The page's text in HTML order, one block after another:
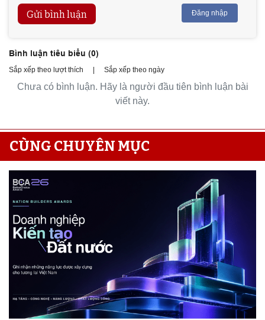
Gửi bình luận Đăng nhập
Bình luận tiêu biểu (0)
Sắp xếp theo lượt thích Sắp xếp theo ngày
Chưa có bình luận. Hãy là người đầu tiên bình luận bài
viết này.
CÙNG CHUYÊN MỤC